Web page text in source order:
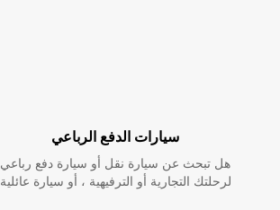
سيارات الدفع الرباعي
هل تبحث عن سيارة نقل أو سيارة دفع رباعي
لرحلتك التجارية أو الترفيهية ، أو سيارة عائلية